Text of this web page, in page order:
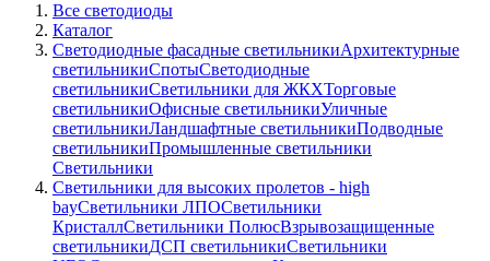
Все светодиоды
Каталог
Светодиодные фасадные светильникиАрхитектурные
светильникиСпотыСветодиодные
светильникиСветильники для ЖКХТорговые
светильникиОфисные светильникиУличные
светильникиЛандшафтные светильникиПодводные
светильникиПромышленные светильники
Светильники
Светильники для высоких пролетов - high
bayСветильники ЛПОСветильники
КристаллСветильники ПолюсВзрывозащищенные
светильникиДСП светильникиСветильники